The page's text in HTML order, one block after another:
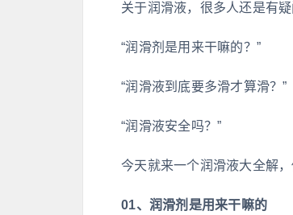
关于润滑液，很多人还是有疑
“润滑剂是用来干嘛的？”
“润滑液到底要多滑才算滑？”
“润滑液安全吗？”
今天就来一个润滑液大全解
01、润滑剂是用来干嘛的